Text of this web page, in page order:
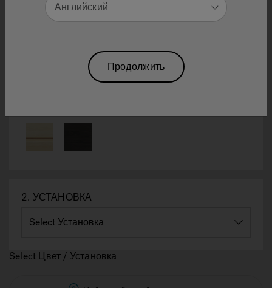
1
2. УСТАНОВКА
Select Цвет / Установка
Английский
Продолжить